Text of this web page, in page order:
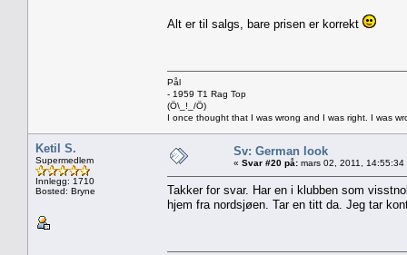
Alt er til salgs, bare prisen er korrekt
Pål
- 1959 T1 Rag Top
(Ö\_!_/Ö)
I once thought that I was wrong and I was right. I was
Ketil S.
Supermedlem
Innlegg: 1710
Bosted: Bryne
Sv: German look
« Svar #20 på: mars 02, 2011, 14:55:34
Takker for svar. Har en i klubben som
hjem fra nordsjøen. Tar en titt da. Jeg tar